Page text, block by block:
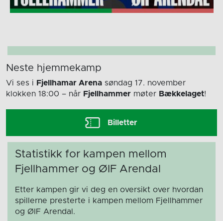
Neste hjemmekamp
Vi ses i Fjellhamar Arena søndag 17. november
klokken 18:00 – når Fjellhammer møter Bækkelaget!
Billetter
Statistikk for kampen mellom
Fjellhammer og ØIF Arendal
Etter kampen gir vi deg en oversikt over hvordan
spillerne presterte i kampen mellom Fjellhammer
og ØIF Arendal.